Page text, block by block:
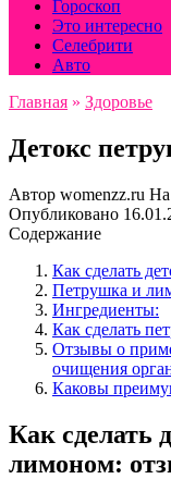
Гороскоп
Это интересно
Селебрити
Авто
Главная » Здоровье
Детокс
Автор womenzz.ru На
Опубликовано
Содержание
Как сделать
Петрушка и
Ингредиенты:
Как сделать
Отзывы о
очищения
Каковы
Как сделать
лимоном: